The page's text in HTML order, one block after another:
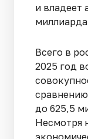
и владеет
Всего в
2025 год
до 625,5
Несмотря